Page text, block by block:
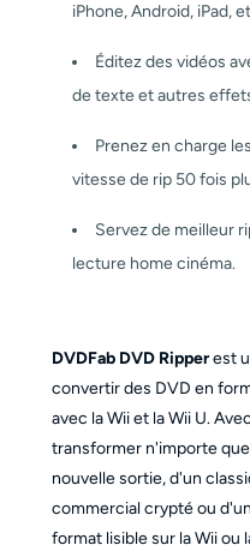
iPhone, Android, iPad,
Éditez des vidéos
de texte et autres
Prenez en charge
vitesse de rip 50 fois
Servez de meilleur
lecture home cinéma.
DVDFab DVD Ripperest
convertir des DVD en
avec la Wii et la Wii U.
transformer n'importe
nouvelle sortie, d'un
commercial crypté ou
format lisible sur la Wii ou